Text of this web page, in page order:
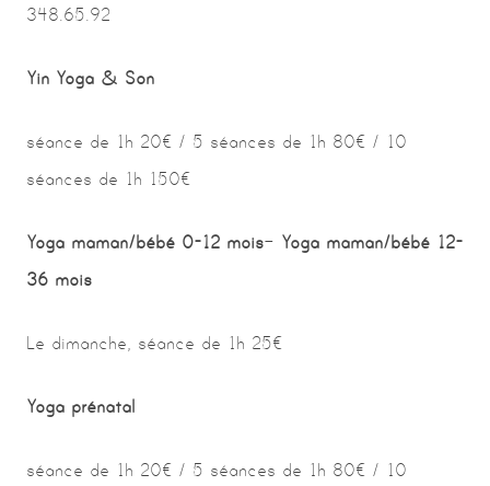
348.65.92
Yin Yoga & Son
séance de 1h 20€ / 5 séances de 1h 80€ / 10
séances de 1h 150€
Yoga maman/bébé 0-12 mois– Yoga maman/bébé 12-
36 mois
Le dimanche, séance de 1h 25€
Yoga prénatal
séance de 1h 20€ / 5 séances de 1h 80€ / 10